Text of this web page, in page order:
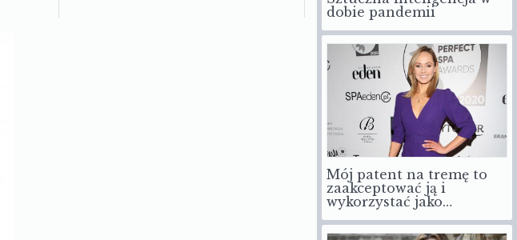
dobie pandemii
Mój patent na tremę to
zaakceptować ją i
wykorzystać jako…